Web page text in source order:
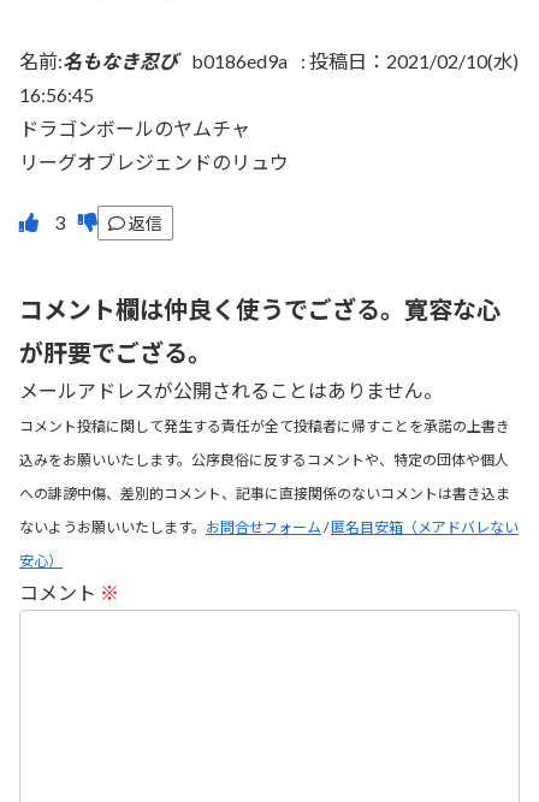
名前:名もなき忍び b0186ed9a : 投稿日：2021/02/10(水)
16:56:45
ドラゴンボールのヤムチャ
リーグオブレジェンドのリュウ
返信
コメント欄は仲良く使うでござる。寛容な心
が肝要でござる。
メールアドレスが公開されることはありません。
コメント投稿に関して発生する責任が全て投稿者に帰すことを承諾の上書き
込みをお願いいたします。公序良俗に反するコメントや、特定の団体や個人
への誹謗中傷、差別的コメント、記事に直接関係のないコメントは書き込ま
ないようお願いいたします。 お問合せフォーム /匿名目安箱（メアドバレない
安心）
コメント ※